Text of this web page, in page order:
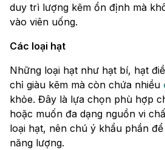
duy trì lượng kẽm ổn định mà
vào viên uống.
Các loại hạt
Những loại hạt như hạt bí, hạt
chỉ giàu kẽm mà còn chứa nhiều
khỏe. Đây là lựa chọn phù hợp
hoặc muốn đa dạng nguồn vi
loại hạt, nên chú ý khẩu phần
năng lượng.